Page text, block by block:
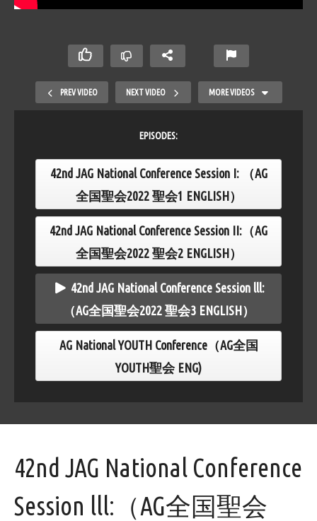
PREV VIDEO NEXT VIDEO MORE VIDEOS
42nd JAG National Conference Session I: （AG
全国聖会2022 聖会1 ENGLISH）
EPISODES:
42nd JAG National Conference Session I: （AG
全国聖会2022 聖会1 ENGLISH）
42nd JAG National Conference Session II:（AG
全国聖会2022 聖会2 ENGLISH）
42nd JAG National Conference Session lll:
（AG全国聖会2022 聖会3 ENGLISH）
AG National YOUTH Conference（AG全国
YOUTH聖会 ENG)
42nd JAG National Conference
Session lll:（AG全国聖会